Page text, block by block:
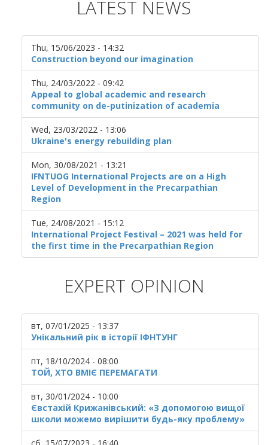
LATEST NEWS
Thu, 15/06/2023 - 14:32
Construction beyond our imagination
Thu, 24/03/2022 - 09:42
Appeal to global academic and research
community on de-putinization of academia
Wed, 23/03/2022 - 13:06
Ukraine's energy rebuilding plan
Mon, 30/08/2021 - 13:21
IFNTUOG International Projects are on a High
Level of Development in the Precarpathian
Region
Tue, 24/08/2021 - 15:12
International Project Festival – 2021 was held for
the first time in the Precarpathian Region
EXPERT OPINION
вт, 07/01/2025 - 13:37
Унікальний рік в історії ІФНТУНГ
пт, 18/10/2024 - 08:00
ТОЙ, ХТО ВМІЄ ПЕРЕМАГАТИ
вт, 30/01/2024 - 10:00
Євстахій Крижанівський: «З допомогою вищої
школи можемо вирішити будь-яку проблему»
сб, 15/07/2023 - 16:40